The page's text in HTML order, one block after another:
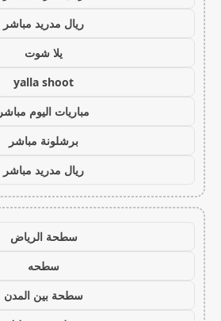
ريال مدريد مباشر
يلا شوت
yalla shoot
مباريات اليوم مباشر
برشلونة مباشر
ريال مدريد مباشر
سطحة الرياض
سطحه
سطحة بين المدن